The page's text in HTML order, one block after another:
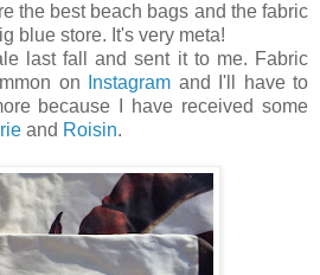
the best beach bags and the fabric
blue store. It's very meta!
last fall and sent it to me. Fabric
on
Instagram and I'll have to
because I have received some
and Roisin.